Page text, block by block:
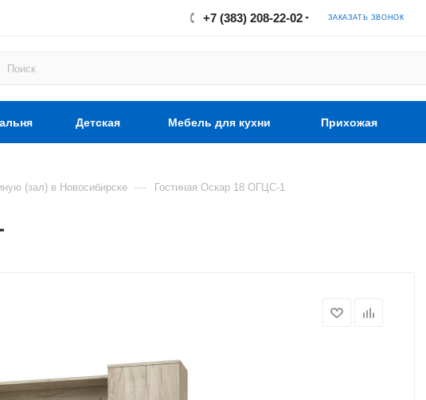
+7 (383) 208-22-02 ЗАКАЗАТЬ ЗВОНОК
Детская Мебель для кухни Прихожая
(зал) в Новосибирске — Гостиная Оскар 18 ОГЦС-1